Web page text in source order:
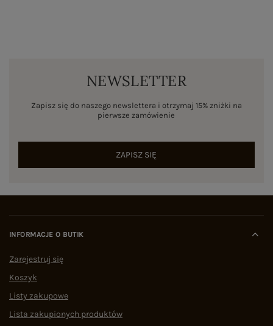
NEWSLETTER
Zapisz się do naszego newslettera i otrzymaj 15% zniżki na
pierwsze zamówienie
ZAPISZ SIĘ
INFORMACJE O BUTIK
Zarejestruj się
Koszyk
Listy zakupowe
Lista zakupionych produktów